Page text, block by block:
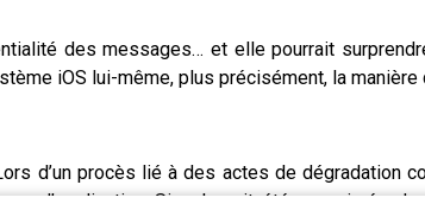
des messages… et elle pourrait
iOS lui-même, plus précisément, la
d’un procès lié à des actes de dégradation